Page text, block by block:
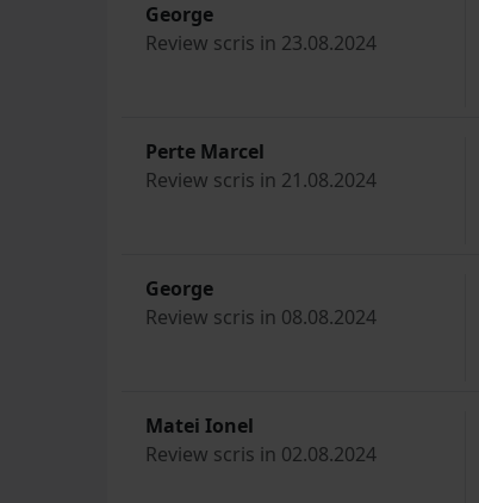
George
Review scris in 23.08.2024
Perte Marcel
Review scris in 21.08.2024
George
Review scris in 08.08.2024
Matei Ionel
Review scris in 02.08.2024